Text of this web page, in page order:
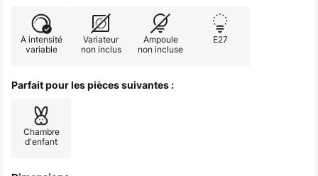
À intensité
variable
Variateur
non inclus
Ampoule
non incluse
E27
Parfait pour les pièces suivantes :
Chambre
d'enfant